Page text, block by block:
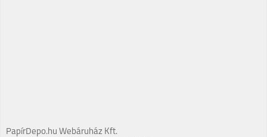
PapírDepo.hu Webáruház Kft.